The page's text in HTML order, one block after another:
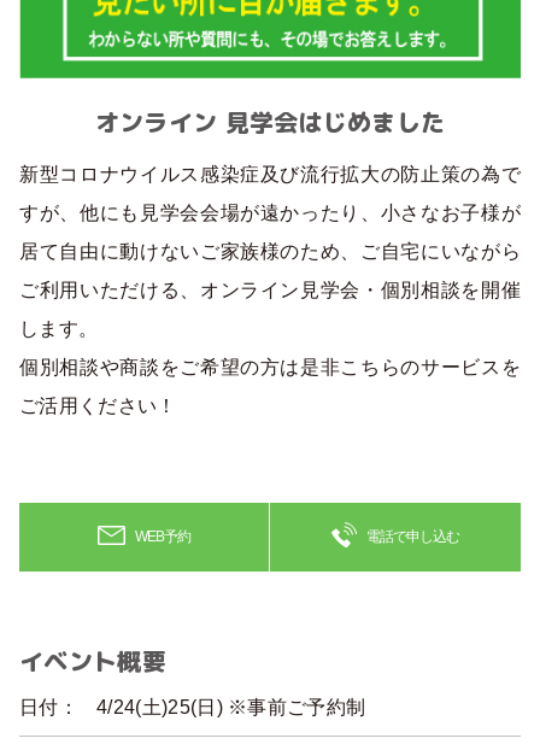
オンライン 見学会はじめました
新型コロナウイルス感染症及び流行拡大の防止策の為で
すが、他にも見学会会場が遠かったり、小さなお子様が
居て自由に動けないご家族様のため、ご自宅にいながら
ご利用いただける、オンライン見学会・個別相談を開催
します。
個別相談や商談をご希望の方は是非こちらのサービスを
ご活用ください！
WEB予約 電話で申し込む
イベント概要
日付： 4/24(土)25(日) ※事前ご予約制